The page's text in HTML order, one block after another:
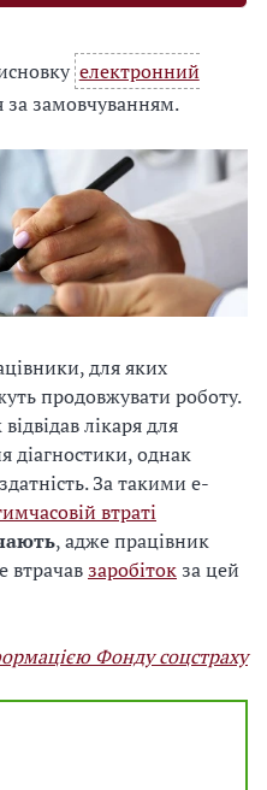
електронний
замовчуванням.
для яких
продовжувати роботу.
лікаря для
діагностики, однак
За такими е-
втраті
, адже працівник
втрачавзаробітокза цей
Фонду соцстраху